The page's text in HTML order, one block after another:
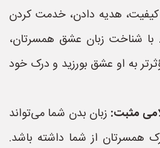
کیفیت، هدیه دادن، خدمت کردن
شناخت زبان عشق همسرتان،
به او عشق بورزید و درک خود
مثبت: زبان بدن شما می‌تواند
همسرتان از شما داشته باشد.